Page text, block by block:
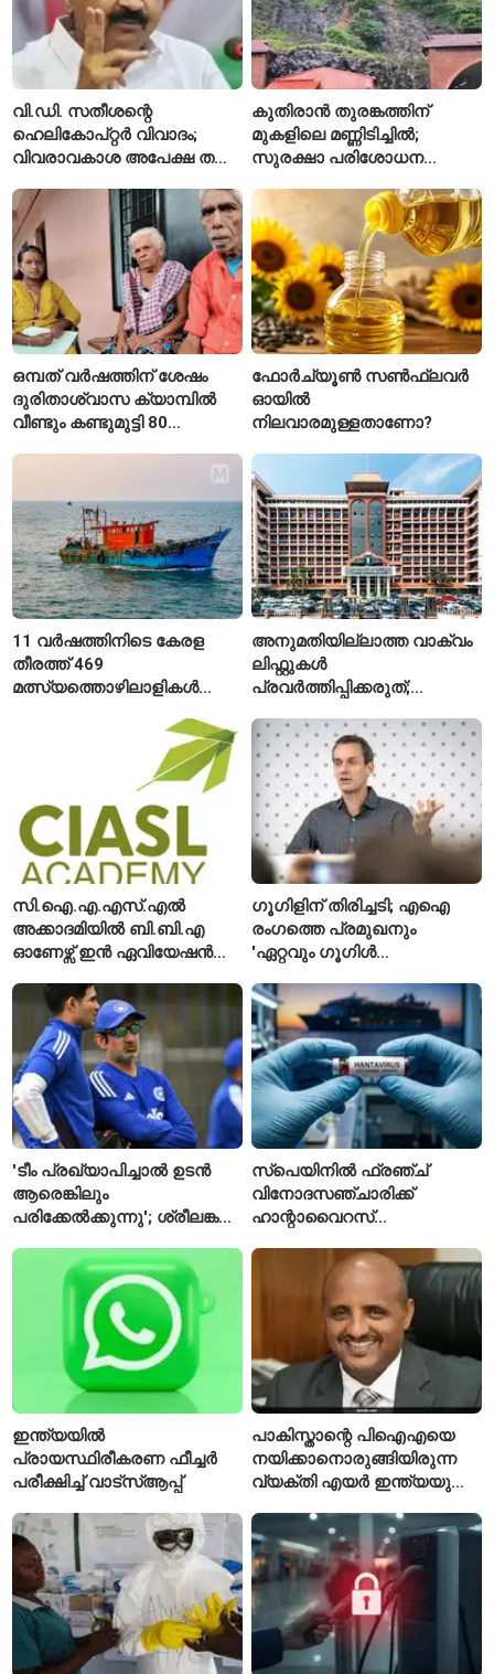
വി.ഡി. സതീശന്റെ
ഹെലികോപ്റ്റർ വിവാദം;
വിവരാവകാശ അപേക്ഷ തള്ളി
കുതിരാൻ തുരങ്കത്തിന്
മുകളിലെ മണ്ണിടിച്ചിൽ;
സുരക്ഷാ പരിശോധന
ഒമ്പത് വർഷത്തിന് ശേഷം
ദുരിതാശ്വാസ ക്യാമ്പിൽ
വീണ്ടും കണ്ടുമുട്ടി 80
ഫോർച്യൂൺ സൺഫ്ലവർ
ഓയിൽ
നിലവാരമുള്ളതാണോ?
11 വർഷത്തിനിടെ കേരള
തീരത്ത് 469
മത്സ്യത്തൊഴിലാളികൾ
കാണാതായി, 47,773 പേരെ
അനുമതിയില്ലാത്ത വാക്വം
ലിഫ്റ്റുകൾ
പ്രവർത്തിപ്പിക്കരുത്;
അനുമതിയില്ലാത്ത
ലിഫ്റ്റുകൾക്ക്
ഹൈക്കോടതിയുടെ വിലക്ക്
സി.ഐ.എ.എസ്.എൽ
അക്കാദമിയിൽ ബി.ബി.എ
ഓണേഴ്സ് ഇൻ ഏവിയേഷൻ
ഈമാസം 12 വരെ
ഗൂഗിളിന് തിരിച്ചടി; എഐ
രംഗത്തെ പ്രമുഖനും
'ഏറ്റവും ഗൂഗിൾ
വിശേഷിപ്പിക്കപ്പെട്ട
ഗവേഷകൻ രാജിവെച്ചു
'ടീം പ്രഖ്യാപിച്ചാൽ ഉടൻ
ആരെങ്കിലും
പരിക്കേൽക്കുന്നു'; ശ്രീലങ്കൻ
ടീമിനെ കുറിച്ച് മുൻതാരം
സ്പെയിനിൽ ഫ്രഞ്ച്
വിനോദസഞ്ചാരിക്ക്
ഹാന്റാവൈറസ്
ഐസൊലേഷനിൽ
പ്രവേശിപ്പിച്ചു
ഇന്ത്യയിൽ
പ്രായസ്ഥിരീകരണ ഫീച്ചർ
പരീക്ഷിച്ച് വാട്‌സ്ആപ്പ്
പാകിസ്താന്റെ പിഐഎയെ
നയിക്കാനൊരുങ്ങിയിരുന്ന
വ്യക്തി എയർ ഇന്ത്യയുടെ